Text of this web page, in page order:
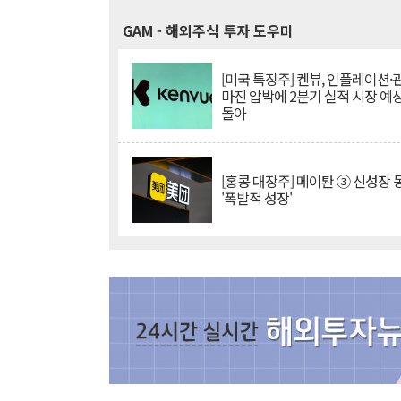
GAM - 해외주식 투자 도우미
[미국 특징주] 켄뷰, 인플레이션·
마진 압박에 2분기 실적 시장 예
돌아
[홍콩 대장주] 메이퇀 ③ 신성장
'폭발적 성장'